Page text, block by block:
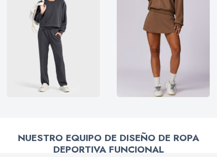
NUESTRO EQUIPO DE DISEÑO DE ROPA
DEPORTIVA FUNCIONAL